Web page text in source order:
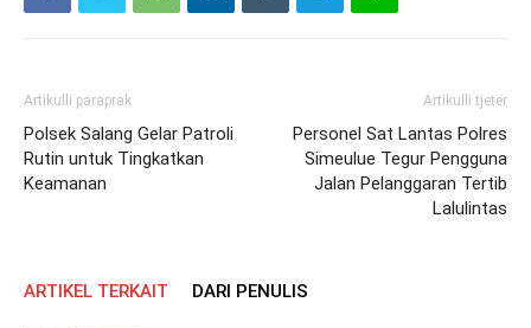
Artikulli paraprak
Polsek Salang Gelar Patroli
Rutin untuk Tingkatkan
Keamanan
Artikulli tjetër
Personel Sat Lantas Polres
Simeulue Tegur Pengguna
Jalan Pelanggaran Tertib
Lalulintas
ARTIKEL TERKAIT DARI PENULIS